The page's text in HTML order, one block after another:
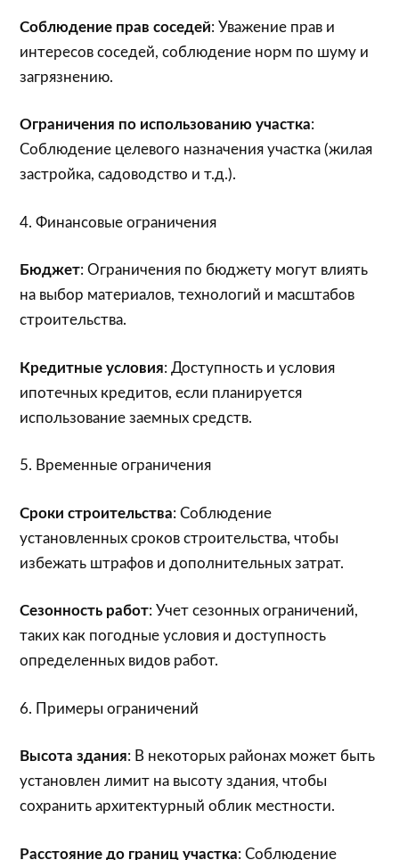
Соблюдение прав соседей: Уважение прав и
интересов соседей, соблюдение норм по шуму и
загрязнению.
Ограничения по использованию участка:
Соблюдение целевого назначения участка (жилая
застройка, садоводство и т.д.).
4. Финансовые ограничения
Бюджет: Ограничения по бюджету могут влиять
на выбор материалов, технологий и масштабов
строительства.
Кредитные условия: Доступность и условия
ипотечных кредитов, если планируется
использование заемных средств.
5. Временные ограничения
Сроки строительства: Соблюдение
установленных сроков строительства, чтобы
избежать штрафов и дополнительных затрат.
Сезонность работ: Учет сезонных ограничений,
таких как погодные условия и доступность
определенных видов работ.
6. Примеры ограничений
Высота здания: В некоторых районах может быть
установлен лимит на высоту здания, чтобы
сохранить архитектурный облик местности.
Расстояние до границ участка: Соблюдение